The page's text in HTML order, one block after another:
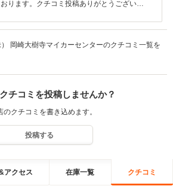
ります。クチコミ投稿ありがとうございま
岡崎大樹寺マイカーセンターのクチコミ一覧を
チコミを投稿しませんか？
のクチコミを書き込めます。
投稿する
アクセス 在庫一覧 クチコミ